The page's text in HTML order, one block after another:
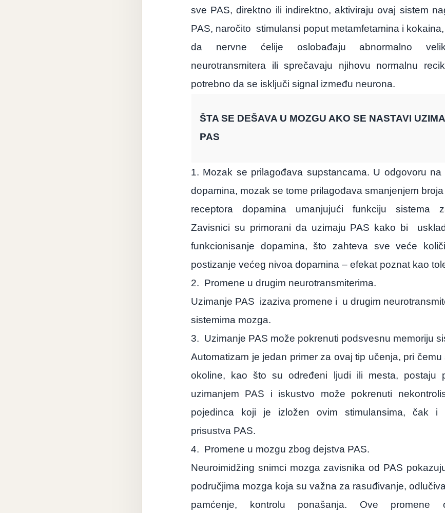
sve PAS, direktno ili indirektno, aktiviraju ovaj sistem
PAS, naročito stimulansi poput metamfetamina i
da nervne ćelije oslobađaju abnormalno
neurotransmitera ili sprečavaju njihovu normalnu
potrebno da se isključi signal između neurona.
ŠTA SE DEŠAVA U MOZGU AKO SE NASTAVI
PAS
1. Mozak se prilagođava supstancama. U odgovoru na
dopamina, mozak se tome prilagođava smanjenjem
receptora dopamina umanjujući funkciju sistema
Zavisnici su primorani da uzimaju PAS kako bi
funkcionisanje dopamina, što zahteva sve veće
postizanje većeg nivoa dopamina – efekat poznat kao
2. Promene u drugim neurotransmiterima.
Uzimanje PAS izaziva promene i u drugim
sistemima mozga.
3. Uzimanje PAS može pokrenuti podsvesnu memoriju
Automatizam je jedan primer za ovaj tip učenja, pri čemu
okoline, kao što su određeni ljudi ili mesta, postaju
uzimanjem PAS i iskustvo može pokrenuti
pojedinca koji je izložen ovim stimulansima, čak i
prisustva PAS.
4. Promene u mozgu zbog dejstva PAS.
Neuroimidžing snimci mozga zavisnika od PAS
područjima mozga koja su važna za rasuđivanje,
pamćenje, kontrolu ponašanja. Ove promene